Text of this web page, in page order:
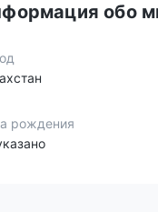
обо
рождения